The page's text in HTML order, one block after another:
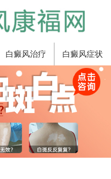
白癜风治疗 白癜风症状